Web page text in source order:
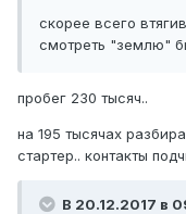
скорее всего
смотреть "землю"
пробег 230 тысяч..
на 195 тысячах
стартер.. контакты
В 20.12.2017 в